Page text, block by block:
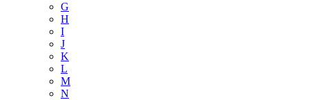
G
H
I
J
K
L
M
N